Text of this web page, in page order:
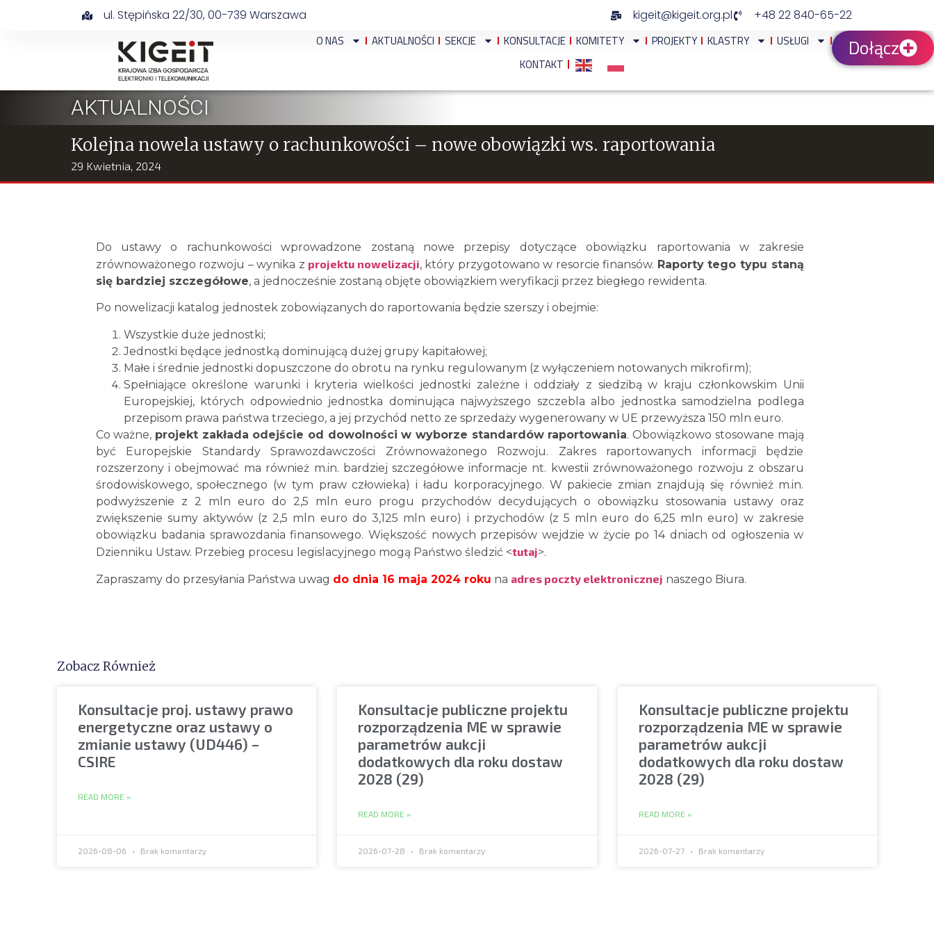
ul. Stępińska 22/30, 00-739 Warszawa kigeit@kigeit.org.pl
+48 22 840-65-22
O NAS
AKTUALNOŚCI SEKCJE KONSULTACJE KOMITETY PROJEKTY KLASTRY
USŁUGI
KONTAKT
Dołącz
AKTUALNOŚCI
Kolejna nowela ustawy o rachunkowości – nowe obowiązki ws. raportowania
29 Kwietnia, 2024
Do ustawy o rachunkowości wprowadzone zostaną nowe przepisy dotyczące obowiązku raportowania w zakresie
zrównoważonego rozwoju – wynika z projektu nowelizacji, który przygotowano w resorcie finansów. Raporty tego typu staną
się bardziej szczegółowe, a jednocześnie zostaną objęte obowiązkiem weryfikacji przez biegłego rewidenta.
Po nowelizacji katalog jednostek zobowiązanych do raportowania będzie szerszy i obejmie:
Wszystkie duże jednostki;
Jednostki będące jednostką dominującą dużej grupy kapitałowej;
Małe i średnie jednostki dopuszczone do obrotu na rynku regulowanym (z wyłączeniem notowanych mikrofirm);
Spełniające określone warunki i kryteria wielkości jednostki zależne i oddziały z siedzibą w kraju członkowskim Unii
Europejskiej, których odpowiednio jednostka dominująca najwyższego szczebla albo jednostka samodzielna podlega
przepisom prawa państwa trzeciego, a jej przychód netto ze sprzedaży wygenerowany w UE przewyższa 150 mln euro.
Co ważne, projekt zakłada odejście od dowolności w wyborze standardów raportowania. Obowiązkowo stosowane mają
być Europejskie Standardy Sprawozdawczości Zrównoważonego Rozwoju. Zakres raportowanych informacji będzie
rozszerzony i obejmować ma również m.in. bardziej szczegółowe informacje nt. kwestii zrównoważonego rozwoju z obszaru
środowiskowego, społecznego (w tym praw człowieka) i ładu korporacyjnego. W pakiecie zmian znajdują się również m.in.
podwyższenie z 2 mln euro do 2,5 mln euro progu przychodów decydujących o obowiązku stosowania ustawy oraz
zwiększenie sumy aktywów (z 2,5 mln euro do 3,125 mln euro) i przychodów (z 5 mln euro do 6,25 mln euro) w zakresie
obowiązku badania sprawozdania finansowego. Większość nowych przepisów wejdzie w życie po 14 dniach od ogłoszenia w
Dzienniku Ustaw. Przebieg procesu legislacyjnego mogą Państwo śledzić <tutaj>.
Zapraszamy do przesyłania Państwa uwag do dnia 16 maja 2024 roku na adres poczty elektronicznej naszego Biura.
Zobacz Również
Konsultacje proj. ustawy prawo
energetyczne oraz ustawy o
zmianie ustawy (UD446) –
CSIRE
READ MORE »
2026-08-06 Brak komentarzy
Konsultacje publiczne projektu
rozporządzenia ME w sprawie
parametrów aukcji
dodatkowych dla roku dostaw
2028 (29)
READ MORE »
2026-07-28 Brak komentarzy
Konsultacje publiczne projektu
rozporządzenia ME w sprawie
parametrów aukcji
dodatkowych dla roku dostaw
2028 (29)
READ MORE »
2026-07-27 Brak komentarzy